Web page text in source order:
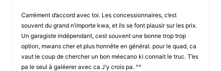
Carrément d’accord avec toi. Les concessionnaires, c’est
souvent du grand n’importe kwa, et ils se font plausir sur les prix.
Un garagiste indépendant, cest souvent une bonne trop trop
option, mwans cher et plus honnête en général. pour le quad, ca
vaut le coup de chercher un bon méecano ki connait le truc. T’es
pa le seul à galéerer avec ca J’y crois pa. ^^